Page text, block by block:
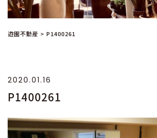
遊園不動産 > P1400261
2020.01.16
P1400261